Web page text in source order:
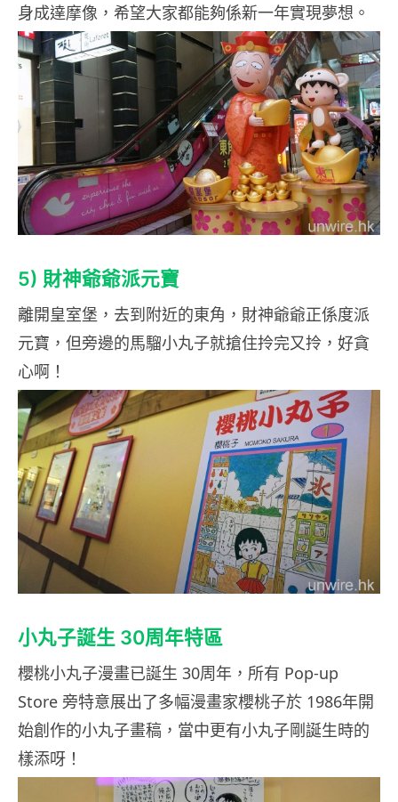
身成達摩像，希望大家都能夠係新一年實現夢想。
5) 財神爺爺派元寶
離開皇室堡，去到附近的東角，財神爺爺正係度派
元寶，但旁邊的馬騮小丸子就搶住拎完又拎，好貪
心啊！
小丸子誕生 30周年特區
櫻桃小丸子漫畫已誕生 30周年，所有 Pop-up
Store 旁特意展出了多幅漫畫家櫻桃子於 1986年開
始創作的小丸子畫稿，當中更有小丸子剛誕生時的
樣添呀！